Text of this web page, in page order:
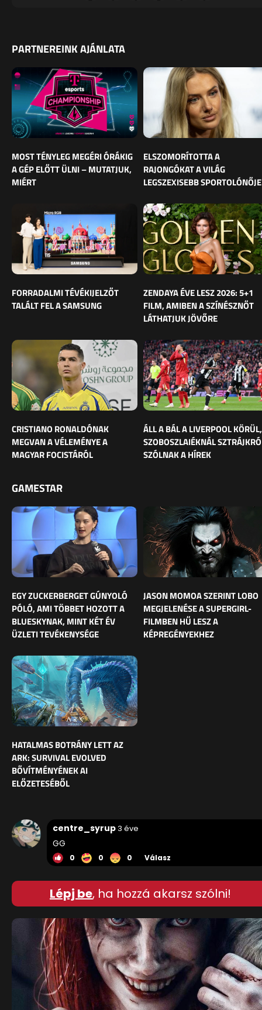
PARTNEREINK AJÁNLATA
MOST TÉNYLEG MEGÉRI ÓRÁKIG
A GÉP ELŐTT ÜLNI – MUTATJUK,
MIÉRT
ELSZOMORÍTOTTA A
RAJONGÓKAT A VILÁG
LEGSZEXISEBB SPORTOLÓNŐJE
FORRADALMI TÉVÉKIJELZŐT
TALÁLT FEL A SAMSUNG
ZENDAYA ÉVE LESZ 2026: 5+1
FILM, AMIBEN A SZÍNÉSZNŐT
LÁTHATJUK JÖVŐRE
CRISTIANO RONALDÓNAK
MEGVAN A VÉLEMÉNYE A
MAGYAR FOCISTÁRÓL
ÁLL A BÁL A LIVERPOOL KÖRÜL,
SZOBOSZLAIÉKNÁL
SZÓLNAK A HÍREK
GAMESTAR
EGY ZUCKERBERGET GÚNYOLÓ
PÓLÓ, AMI TÖBBET HOZOTT A
BLUESKYNAK, MINT KÉT ÉV
ÜZLETI TEVÉKENYSÉGE
JASON MOMOA SZERINT LOBO
MEGJELENÉSE A SUPERGIRL-
FILMBEN HŰ LESZ A
KÉPREGÉNYEKHEZ
HATALMAS BOTRÁNY LETT AZ
ARK: SURVIVAL EVOLVED
BŐVÍTMÉNYÉNEK AI
ELŐZETESÉBŐL
centre_syrup3 éve
GG
0 0 0 Válasz
Lépj be, ha hozzá akarsz szólni!